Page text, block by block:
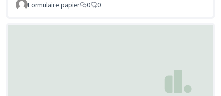
Formulaire papier
0 0